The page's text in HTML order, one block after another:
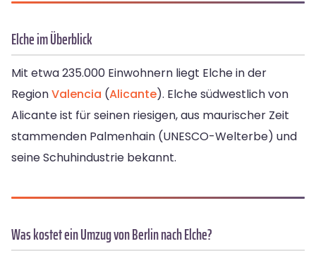
Elche im Überblick
Mit etwa 235.000 Einwohnern liegt Elche in der
RegionValencia (Alicante). Elche südwestlich von
Alicante ist für seinen riesigen, aus maurischer Zeit
stammenden Palmenhain (UNESCO-Welterbe) und
seine Schuhindustrie bekannt.
Was kostet ein Umzug von Berlin nach Elche?